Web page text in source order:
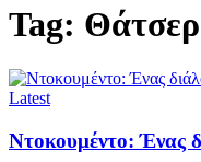
Tag:
Latest
Ντοκουμέντο: Ένας